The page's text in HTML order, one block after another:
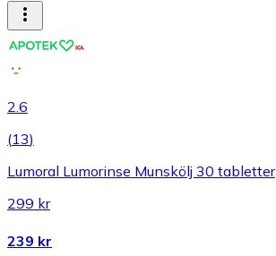
2.6
(13)
Lumoral Lumorinse Munskölj 30 tabletter
299 kr
239 kr